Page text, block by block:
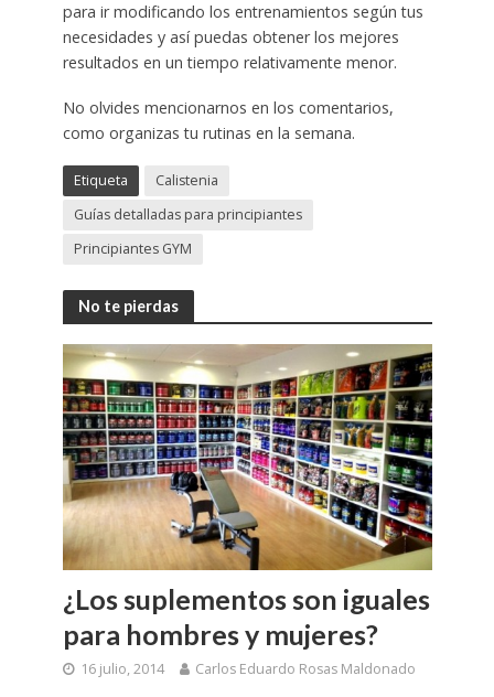
para ir modificando los entrenamientos según tus
necesidades y así puedas obtener los mejores
resultados en un tiempo relativamente menor.
No olvides mencionarnos en los comentarios,
como organizas tu rutinas en la semana.
Etiqueta
Calistenia
Guías detalladas para principiantes
Principiantes GYM
No te pierdas
¿Los suplementos son iguales
para hombres y mujeres?
16 julio, 2014 Carlos Eduardo Rosas Maldonado